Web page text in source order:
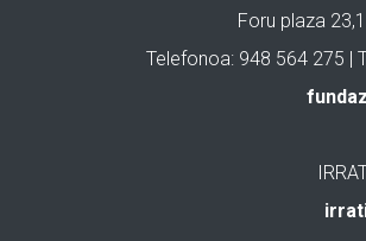
Foru plaza
Telefonoa: 948 564 275 |